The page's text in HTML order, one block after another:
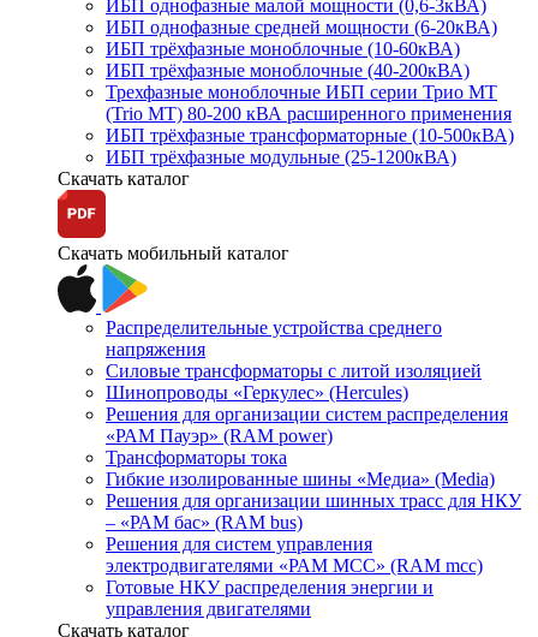
ИБП однофазные малой мощности (0,6-3кВА)
ИБП однофазные средней мощности (6-20кВА)
ИБП трёхфазные моноблочные (10-60кВА)
ИБП трёхфазные моноблочные (40-200кВА)
Трехфазные моноблочные ИБП серии Трио МТ
(Trio MT) 80-200 кВА расширенного применения
ИБП трёхфазные трансформаторные (10-500кВА)
ИБП трёхфазные модульные (25-1200кВА)
Скачать каталог
Скачать мобильный каталог
Распределительные устройства среднего
напряжения
Силовые трансформаторы с литой изоляцией
Шинопроводы «Геркулес» (Hercules)
Решения для организации систем распределения
«РАМ Пауэр» (RAM power)
Трансформаторы тока
Гибкие изолированные шины «Медиа» (Media)
Решения для организации шинных трасс для НКУ
– «РАМ бас» (RAM bus)
Решения для систем управления
электродвигателями «РАМ МСС» (RAM mcc)
Готовые НКУ распределения энергии и
управления двигателями
Скачать каталог